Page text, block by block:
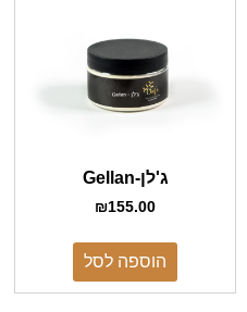
ג'לן-Gellan
₪155.00
הוספה לסל